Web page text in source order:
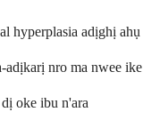
adịghị
adịkarị nro ma nwee
oke ibu n'ara